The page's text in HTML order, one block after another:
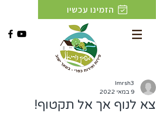
הזמינו עכשיו
צא לנוף אך אל תקטוף!
lmrsh3
9 במאי 2022